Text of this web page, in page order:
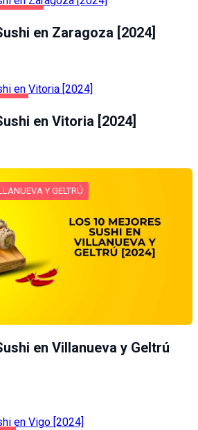
en Zaragoza [2024]
en Vitoria [2024]
Y GELTRÚ
en Villanueva y Geltrú